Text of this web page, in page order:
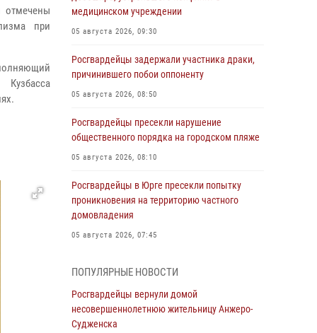
отмечены
при
медицинском учреждении
05 августа 2026, 09:30
Росгвардейцы задержали участника драки,
причинившего побои оппоненту
05 августа 2026, 08:50
Росгвардейцы пресекли нарушение
общественного порядка на городском пляже
05 августа 2026, 08:10
Росгвардейцы в Юрге пресекли попытку
проникновения на территорию частного
домовладения
05 августа 2026, 07:45
бронзу чемпионата России по парашютно-
атлетическому многоборью
04 августа 2026, 10:48 2
ПОПУЛЯРНЫЕ НОВОСТИ
Росгвардейцы вернули домой
несовершеннолетнюю жительницу Анжеро-
Судженска